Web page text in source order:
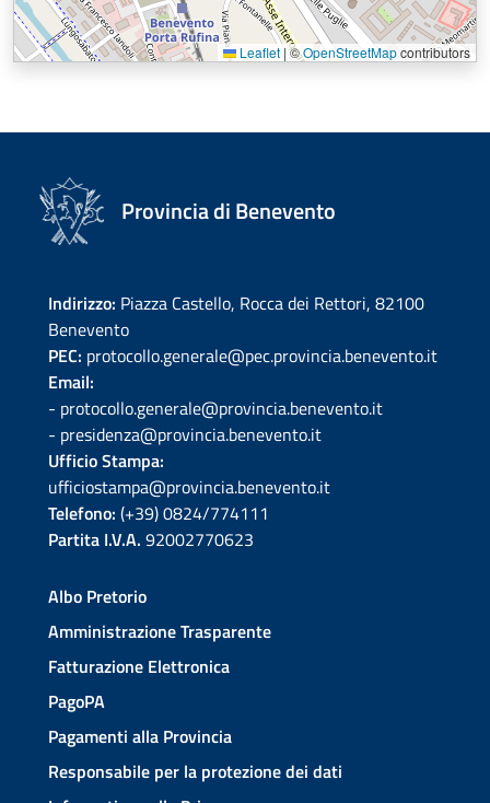
Leaflet |©OpenStreetMapcontributors
Provincia di Benevento
Indirizzo: Piazza Castello, Rocca dei Rettori, 82100
Benevento
PEC: protocollo.generale@pec.provincia.benevento.it
Email:
- protocollo.generale@provincia.benevento.it
- presidenza@provincia.benevento.it
Ufficio Stampa:
ufficiostampa@provincia.benevento.it
Telefono: (+39) 0824/774111
Partita I.V.A. 92002770623
Albo Pretorio
Amministrazione Trasparente
Fatturazione Elettronica
PagoPA
Pagamenti alla Provincia
Responsabile per la protezione dei dati